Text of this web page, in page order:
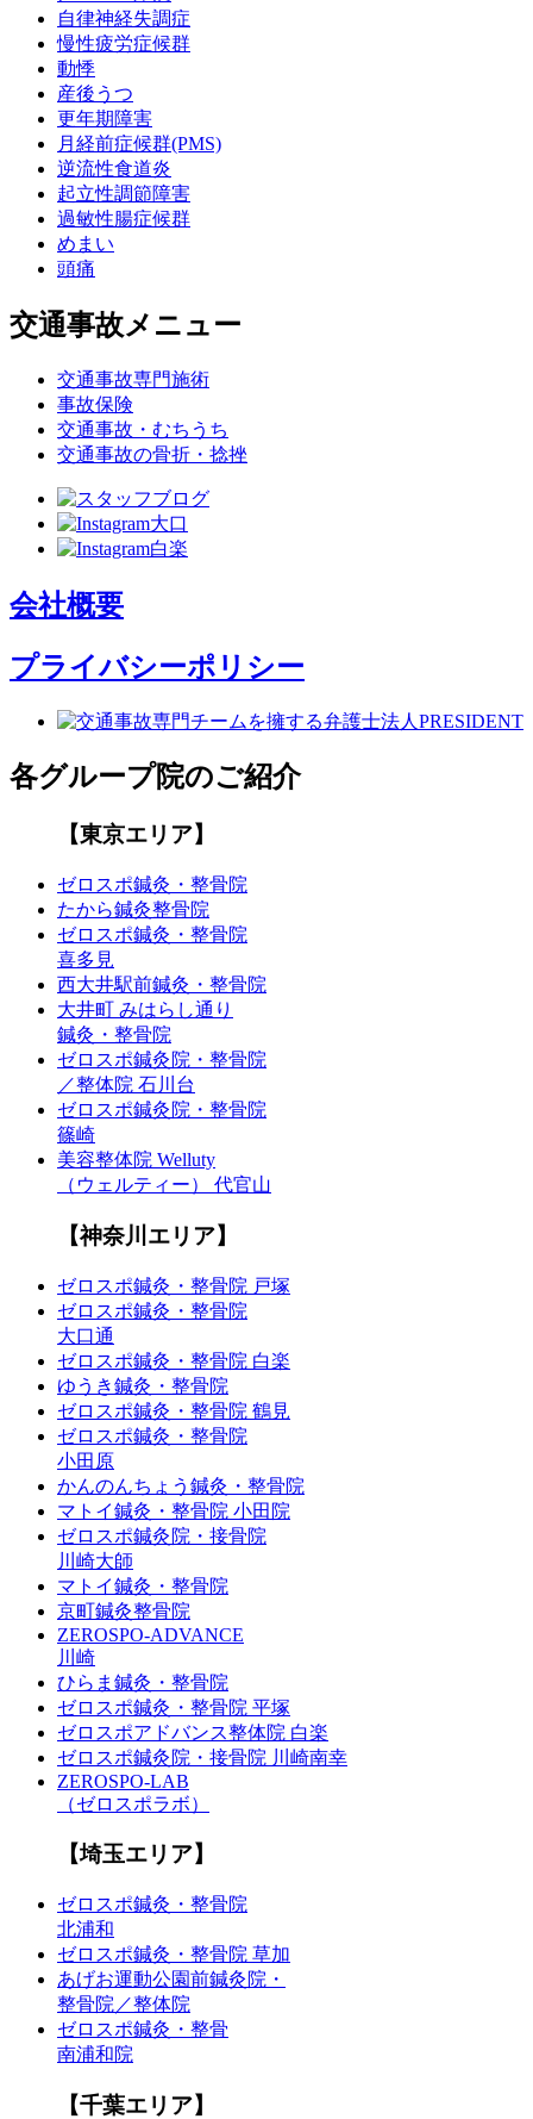
自律神経失調症
慢性疲労症候群
動悸
産後うつ
更年期障害
月経前症候群(PMS)
逆流性食道炎
起立性調節障害
過敏性腸症候群
めまい
頭痛
交通事故メニュー
交通事故専門施術
事故保険
交通事故・むちうち
交通事故の骨折・捻挫
会社概要
プライバシーポリシー
各グループ院のご紹介
【東京エリア】
ゼロスポ鍼灸・整骨院
たから鍼灸整骨院
ゼロスポ鍼灸・整骨院
喜多見
西大井駅前鍼灸・整骨院
大井町 みはらし通り
鍼灸・整骨院
ゼロスポ鍼灸院・整骨院
／整体院 石川台
ゼロスポ鍼灸院・整骨院
篠崎
美容整体院 Welluty
（ウェルティー） 代官山
【神奈川エリア】
ゼロスポ鍼灸・整骨院 戸塚
ゼロスポ鍼灸・整骨院
大口通
ゼロスポ鍼灸・整骨院 白楽
ゆうき鍼灸・整骨院
ゼロスポ鍼灸・整骨院 鶴見
ゼロスポ鍼灸・整骨院
小田原
かんのんちょう鍼灸・整骨院
マトイ鍼灸・整骨院 小田院
ゼロスポ鍼灸院・接骨院
川崎大師
マトイ鍼灸・整骨院
京町鍼灸整骨院
ZEROSPO-ADVANCE
川崎
ひらま鍼灸・整骨院
ゼロスポ鍼灸・整骨院 平塚
ゼロスポアドバンス整体院 白楽
ゼロスポ鍼灸院・接骨院 川崎南幸
ZEROSPO-LAB
（ゼロスポラボ）
【埼玉エリア】
ゼロスポ鍼灸・整骨院
北浦和
ゼロスポ鍼灸・整骨院 草加
あげお運動公園前鍼灸院・
整骨院／整体院
ゼロスポ鍼灸・整骨
南浦和院
【千葉エリア】